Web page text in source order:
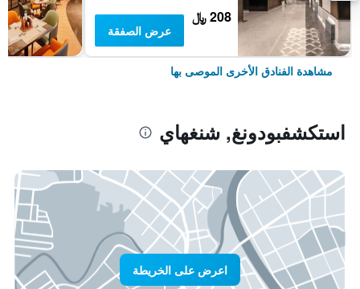
208 ﷼
عرض الصفقة
مشاهدة الفنادق الأخرى الموصى بها
استكشفبودونغ, شنغهاي
اعرض على الخريطة